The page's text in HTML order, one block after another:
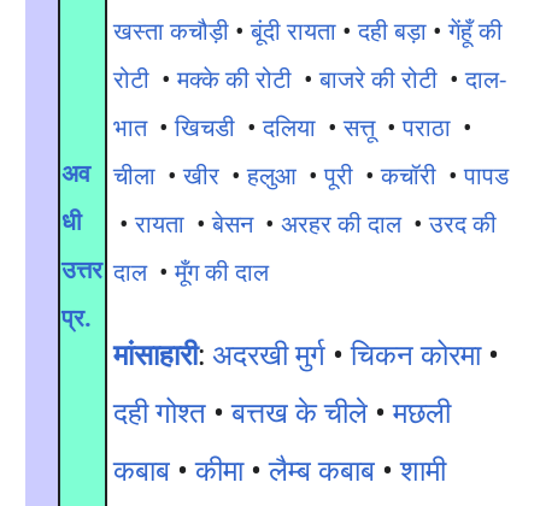
अव
धी
उत्तर
प्र.
खस्ता कचौड़ी •बूंदी रायता •दही बड़ा •गेंहूँ की
रोटी •मक्के की रोटी •बाजरे की रोटी •दाल-
भात•खिचडी •दलिया •सत्तू•पराठा •
चीला •खीर •हलुआ •पूरी •कचॉरी •पापड
•रायता •बेसन• अरहर की दाल•उरद की
दाल•मूँग की दाल
मांसाहारी: अदरखी मुर्ग •चिकन कोरमा•
दही गोश्त •बत्तख के चीले •मछली
कबाब •कीमा•लैम्ब कबाब •शामी